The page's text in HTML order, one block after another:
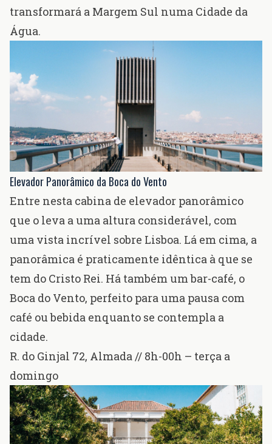
transformará a Margem Sul numa Cidade da
Água.
Elevador Panorâmico da Boca do Vento
Entre nesta cabina de elevador panorâmico
que o leva a uma altura considerável, com
uma vista incrível sobre Lisboa. Lá em cima, a
panorâmica é praticamente idêntica à que se
tem do Cristo Rei. Há também um bar-café, o
Boca do Vento, perfeito para uma pausa com
café ou bebida enquanto se contempla a
cidade.
R. do Ginjal 72, Almada// 8h-00h – terça a
domingo